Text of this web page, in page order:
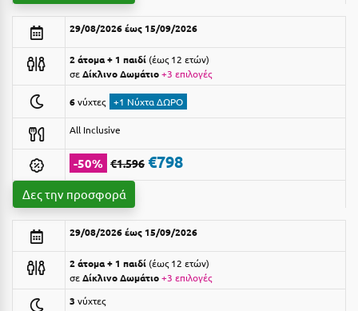
Βυτίνα
Γαλαξiδι
Γλυφάδα
Γρεβενά
Γύθειο
Δ
Δελφοί
Δες όλες τις προσφορές
Δες όλα τα πακέτα διακοπών
29/08/2026 έως 15/09/2026
2 άτομα + 1 παιδί έως 12 ετών
σεΔίκλινο Δωμάτιο+3 επιλογές
6νύχτες +1 Νύχτα ΔΩΡΟ
All Inclusive
-50% €1.596 €798
Δες την προσφορά
29/08/2026 έως 15/09/2026
2 άτομα + 1 παιδί έως 12 ετών
σεΔίκλινο Δωμάτιο+3 επιλογές
3 νύχτες